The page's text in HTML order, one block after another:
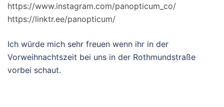
https://www.instagram.com/panopticum_co/
https://linktr.ee/panopticum/
Ich würde mich sehr freuen wenn ihr in der
Vorweihnachtszeit bei uns in der Rothmundstraße
vorbei schaut.